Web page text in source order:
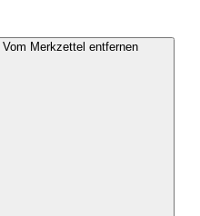
Vom Merkzettel entfernen